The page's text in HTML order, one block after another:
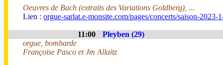
Oeuvres de Bach (extraits des Variations Goldberg), ...
Lien : orgue-sarlat.e-monsite.com/pages/concerts/saison-2023-
11:00
Pleyben (29)
orgue, bombarde
Françoise Pasco et Jm Allaitz